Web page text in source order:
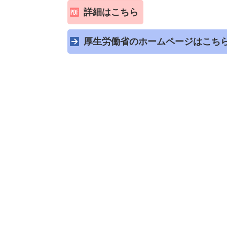
詳細はこちら
厚生労働省のホームページはこち